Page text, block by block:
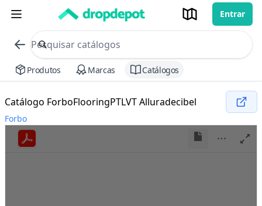
Entrar
commerce search no header
Procurar
Produtos Marcas Catálogos
Catálogo ForboFlooringPTLVT Alluradecibel
Forbo